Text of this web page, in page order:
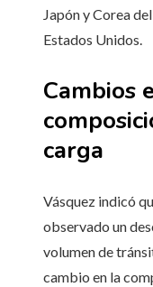
Japón y Corea
Estados Unidos.
Cambios
carga
Vásquez indicó
observado un
volumen de
cambio en la